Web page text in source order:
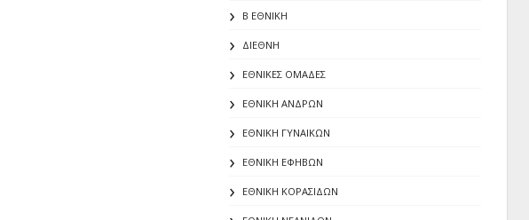
Β ΕΘΝΙΚΗ
ΔΙΕΘΝΗ
ΕΘΝΙΚΕΣ ΟΜΑΔΕΣ
ΕΘΝΙΚΗ ΑΝΔΡΩΝ
ΕΘΝΙΚΗ ΓΥΝΑΙΚΩΝ
ΕΘΝΙΚΗ ΕΦΗΒΩΝ
ΕΘΝΙΚΗ ΚΟΡΑΣΙΔΩΝ